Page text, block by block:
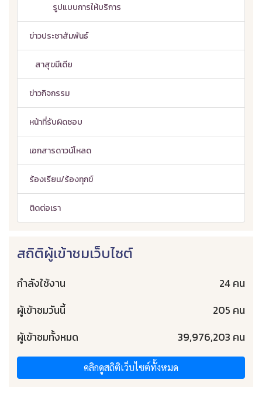
รูปแบบการให้บริการ
ข่าวประชาสัมพันธ์
สาสุขมีเดีย
ข่าวกิจกรรม
หน้าที่รับผิดชอบ
เอกสารดาวน์โหลด
ร้องเรียน/ร้องทุกข์
ติดต่อเรา
สถิติผู้เข้าชมเว็บไซต์
กำลังใช้งาน
24 คน
ผู้เข้าชมวันนี้
205 คน
ผู้เข้าชมทั้งหมด
39,976,203 คน
คลิกดูสถิติเว็บไซต์ทั้งหมด